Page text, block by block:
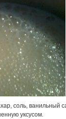
соль, ванильный
уксусом.